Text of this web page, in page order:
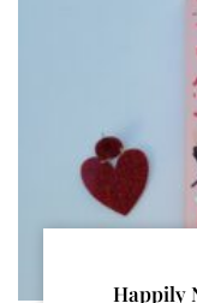
Happily